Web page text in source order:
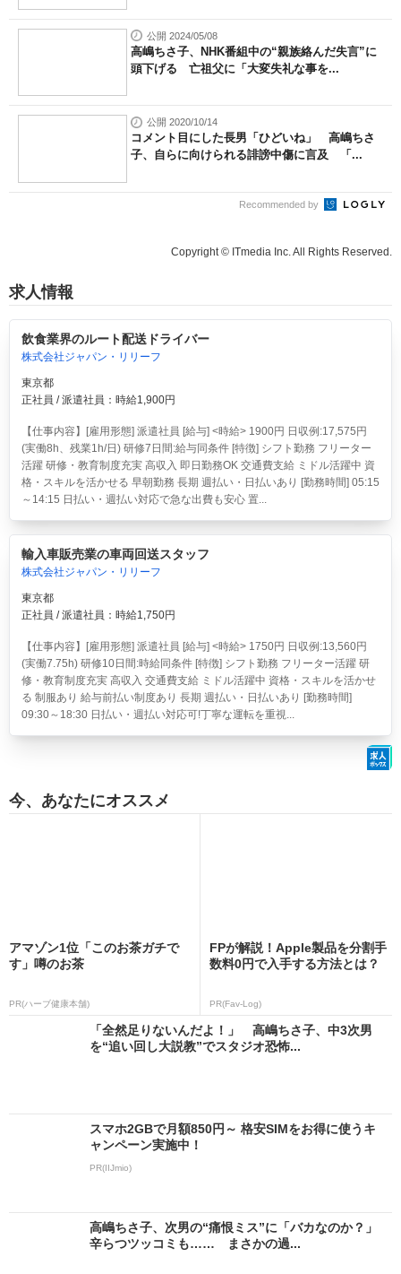
公開 2024/05/08
高嶋ちさ子、NHK番組中の“親族絡んだ失言”に
頭下げる 亡祖父に「大変失礼な事を...
公開 2020/10/14
コメント目にした長男「ひどいね」 高嶋ちさ
子、自らに向けられる誹謗中傷に言及 「...
Recommended by
Copyright © ITmedia Inc. All Rights Reserved.
求人情報
飲食業界のルート配送ドライバー
株式会社ジャパン・リリーフ
東京都
正社員 / 派遣社員：時給1,900円
【仕事内容】[雇用形態] 派遣社員 [給与] <時給> 1900円 日収例:17,575円
(実働8h、残業1h/日) 研修7日間:給与同条件 [特徴] シフト勤務 フリーター
活躍 研修・教育制度充実 高収入 即日勤務OK 交通費支給 ミドル活躍中 資
格・スキルを活かせる 早朝勤務 長期 週払い・日払いあり [勤務時間] 05:15
～14:15 日払い・週払い対応で急な出費も安心 置...
輸入車販売業の車両回送スタッフ
株式会社ジャパン・リリーフ
東京都
正社員 / 派遣社員：時給1,750円
【仕事内容】[雇用形態] 派遣社員 [給与] <時給> 1750円 日収例:13,560円
(実働7.75h) 研修10日間:時給同条件 [特徴] シフト勤務 フリーター活躍 研
修・教育制度充実 高収入 交通費支給 ミドル活躍中 資格・スキルを活かせ
る 制服あり 給与前払い制度あり 長期 週払い・日払いあり [勤務時間]
09:30～18:30 日払い・週払い対応可!丁寧な運転を重視...
今、あなたにオススメ
アマゾン1位「このお茶ガチで
す」噂のお茶
PR(ハーブ健康本舗)
FPが解説！Apple製品を分割手
数料0円で入手する方法とは？
PR(Fav-Log)
「全然足りないんだよ！」 高嶋ちさ子、中3次男
を“追い回し大説教”でスタジオ恐怖...
スマホ2GBで月額850円～ 格安SIMをお得に使うキ
ャンペーン実施中！
PR(IIJmio)
高嶋ちさ子、次男の“痛恨ミス”に「バカなのか？」
辛らつツッコミも…… まさかの過...